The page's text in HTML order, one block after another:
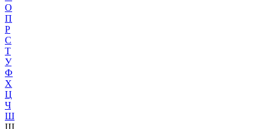
О
П
Р
С
Т
У
Ф
Х
Ц
Ч
Ш